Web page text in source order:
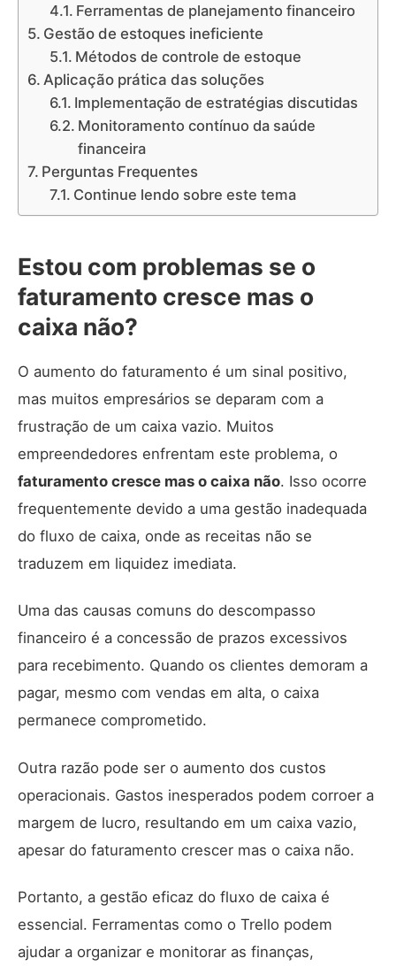
Ferramentas de planejamento financeiro
Gestão de estoques ineficiente
Métodos de controle de estoque
Aplicação prática das soluções
Implementação de estratégias discutidas
Monitoramento contínuo da saúde
financeira
Perguntas Frequentes
Continue lendo sobre este tema
Estou com problemas se o
faturamento cresce mas o
caixa não?
O aumento do faturamento é um sinal positivo,
mas muitos empresários se deparam com a
frustração de um caixa vazio. Muitos
empreendedores enfrentam este problema, o
faturamento cresce mas o caixa não. Isso ocorre
frequentemente devido a uma gestão inadequada
do fluxo de caixa, onde as receitas não se
traduzem em liquidez imediata.
Uma das causas comuns do descompasso
financeiro é a concessão de prazos excessivos
para recebimento. Quando os clientes demoram a
pagar, mesmo com vendas em alta, o caixa
permanece comprometido.
Outra razão pode ser o aumento dos custos
operacionais. Gastos inesperados podem corroer a
margem de lucro, resultando em um caixa vazio,
apesar do faturamento crescer mas o caixa não.
Portanto, a gestão eficaz do fluxo de caixa é
essencial. Ferramentas como o Trello podem
ajudar a organizar e monitorar as finanças,